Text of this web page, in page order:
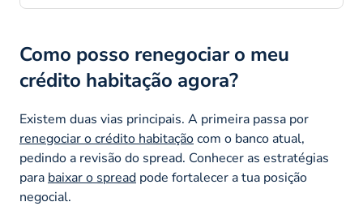
Como posso renegociar o meu
crédito habitação agora?
Existem duas vias principais. A primeira passa por
renegociar o crédito habitaçãocom o banco atual,
pedindo a revisão do spread. Conhecer as estratégias
para baixar o spread pode fortalecer a tua posição
negocial.